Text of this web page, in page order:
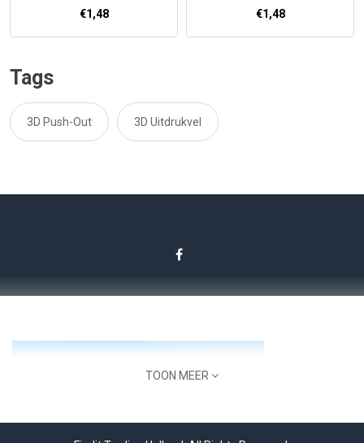
by Jeanine's Art
€1,48
Creations
€1,48
Tags
3D Push-Out 3D Uitdrukvel
TOON MEER